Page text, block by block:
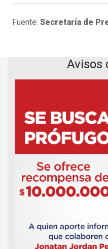
Fuente: Secretaría de
Avisos